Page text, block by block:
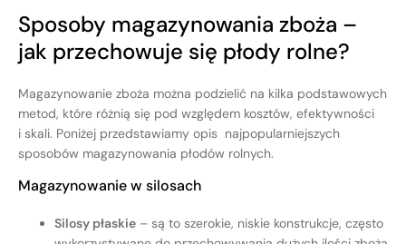
Sposoby magazynowania zboża –
jak przechowuje się płody rolne?
Magazynowanie zboża można podzielić na kilka podstawowych
metod, które różnią się pod względem kosztów, efektywności
i skali. Poniżej przedstawiamy opis najpopularniejszych
sposobów magazynowania płodów rolnych.
Magazynowanie w silosach
Silosy płaskie – są to szerokie, niskie konstrukcje, często